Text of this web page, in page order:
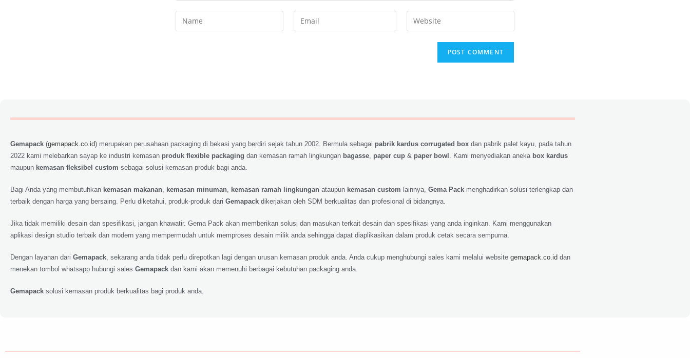
Gemapack (gemapack.co.id) merupakan perusahaan packaging di bekasi yang berdiri sejak tahun 2002. Bermula sebagai pabrik kardus corrugated box dan pabrik palet kayu, pada tahun
2022 kami melebarkan sayap ke industri kemasan produk flexible packaging dan kemasan ramah lingkungan bagasse paper cup & paper bowl . Kami menyediakan aneka box kardus
maupun kemasan fleksibel custom sebagai solusi kemasan produk bagi anda.
Bagi Anda yang membutuhkan kemasan makanan kemasan minuman kemasan ramah lingkungan ataupun kemasan custom lainnya, Gema Pack menghadirkan solusi terlengkap dan
terbaik dengan harga yang bersaing. Perlu diketahui, produk-produk dari Gemapack dikerjakan oleh SDM berkualitas dan profesional di bidangnya.
Jika tidak memiliki desain dan spesifikasi, jangan khawatir. Gema Pack akan memberikan solusi dan masukan terkait desain dan spesifikasi yang anda inginkan. Kami menggunakan
aplikasi design studio terbaik dan modern yang mempermudah untuk memproses desain milik anda sehingga dapat diaplikasikan dalam produk cetak secara sempurna.
Dengan layanan dari Gemapack , sekarang anda tidak perlu direpotkan lagi dengan urusan kemasan produk anda. Anda cukup menghubungi sales kami melalui website gemapack.co.id dan
menekan tombol whatsapp hubungi sales Gemapack dan kami akan memenuhi berbagai kebutuhan packaging anda.
Gemapack solusi kemasan produk berkualitas bagi produk anda.